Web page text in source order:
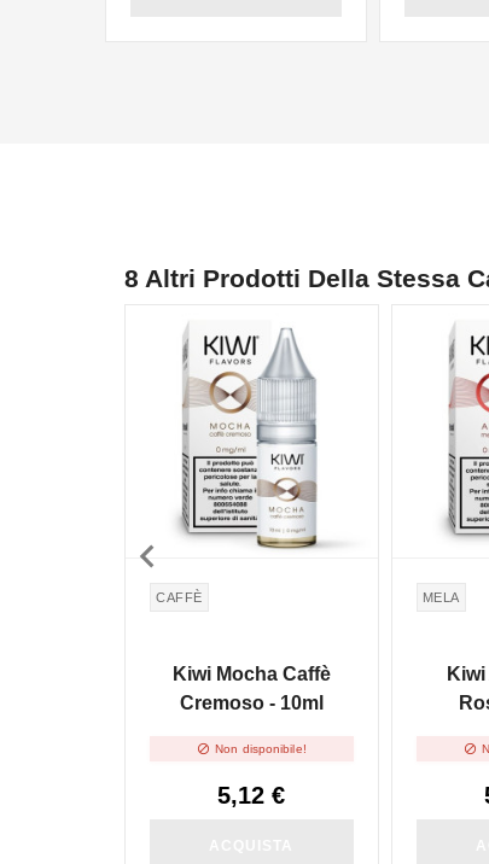
8 Altri Prodotti Della Stessa
CAFFÈ
Kiwi Mocha Caffè
Cremoso - 10ml
 Non disponibile!
5,12 €
MELA

